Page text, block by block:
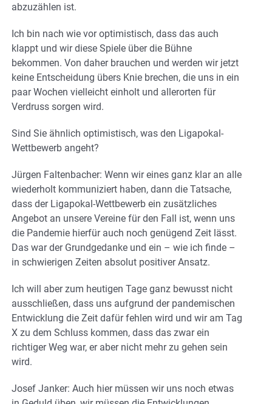
abzuzählen ist.
Ich bin nach wie vor optimistisch, dass das auch
klappt und wir diese Spiele über die Bühne
bekommen. Von daher brauchen und werden wir jetzt
keine Entscheidung übers Knie brechen, die uns in ein
paar Wochen vielleicht einholt und allerorten für
Verdruss sorgen wird.
Sind Sie ähnlich optimistisch, was den Ligapokal-
Wettbewerb angeht?
Jürgen Faltenbacher: Wenn wir eines ganz klar an alle
wiederholt kommuniziert haben, dann die Tatsache,
dass der Ligapokal-Wettbewerb ein zusätzliches
Angebot an unsere Vereine für den Fall ist, wenn uns
die Pandemie hierfür auch noch genügend Zeit lässt.
Das war der Grundgedanke und ein – wie ich finde –
in schwierigen Zeiten absolut positiver Ansatz.
Ich will aber zum heutigen Tage ganz bewusst nicht
ausschließen, dass uns aufgrund der pandemischen
Entwicklung die Zeit dafür fehlen wird und wir am Tag
X zu dem Schluss kommen, dass das zwar ein
richtiger Weg war, er aber nicht mehr zu gehen sein
wird.
Josef Janker: Auch hier müssen wir uns noch etwas